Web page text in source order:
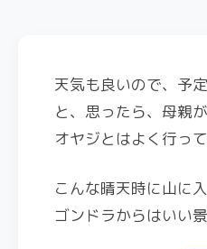
天気も良いので、予
と、思ったら、母親
オヤジとはよく行っ
こんな晴天時に山に
ゴンドラからはいい景